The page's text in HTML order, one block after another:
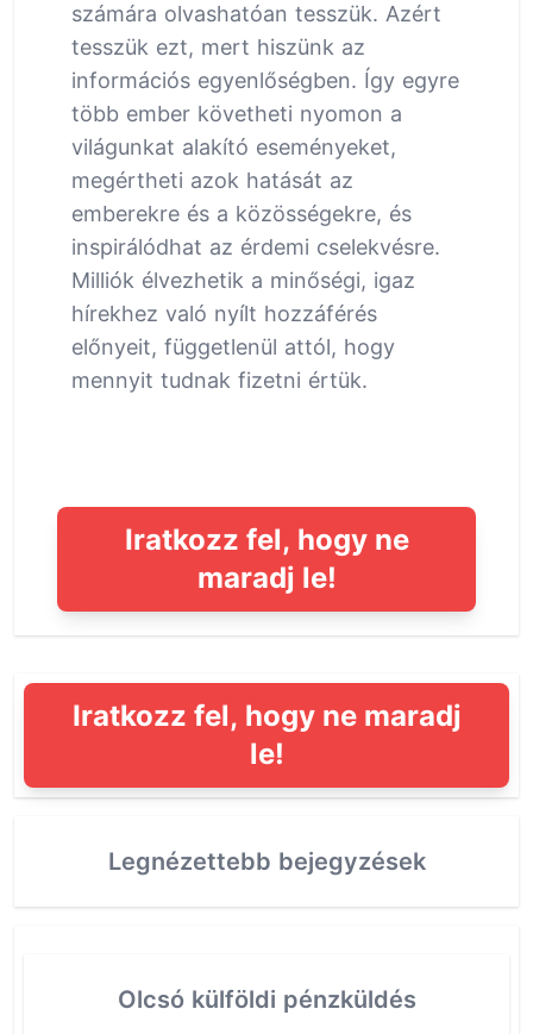
számára olvashatóan tesszük. Azért
tesszük ezt, mert hiszünk az
információs egyenlőségben. Így egyre
több ember követheti nyomon a
világunkat alakító eseményeket,
megértheti azok hatását az
emberekre és a közösségekre, és
inspirálódhat az érdemi cselekvésre.
Milliók élvezhetik a minőségi, igaz
hírekhez való nyílt hozzáférés
előnyeit, függetlenül attól, hogy
mennyit tudnak fizetni értük.
Iratkozz fel, hogy ne
maradj le!
Iratkozz fel, hogy ne maradj
le!
Legnézettebb bejegyzések
Olcsó külföldi pénzküldés